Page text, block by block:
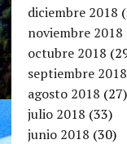
diciembre 2018
noviembre 2018
octubre 2018
septiembre 2018
agosto 2018 (27)
julio 2018 (33)
junio 2018 (30)